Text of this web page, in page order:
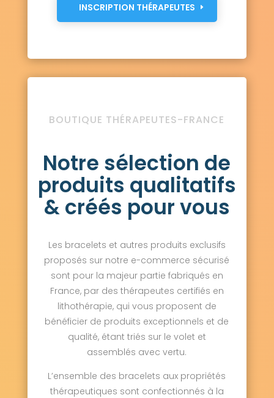
INSCRIPTION THÉRAPEUTES
BOUTIQUE THÉRAPEUTES-FRANCE
Notre sélection de
produits qualitatifs
& créés pour vous
Les bracelets et autres produits exclusifs
proposés sur notre e-commerce sécurisé
sont pour la majeur partie fabriqués en
France, par des thérapeutes certifiés en
lithothérapie, qui vous proposent de
bénéficier de produits exceptionnels et de
qualité, étant triés sur le volet et
assemblés avec vertu.
L’ensemble des bracelets aux propriétés
thérapeutiques sont confectionnés à la